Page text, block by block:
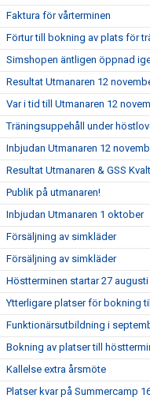
Faktura för vårterminen
Förtur till bokning av plats för
Simshopen äntligen öppnad
Resultat Utmanaren 12
Var i tid till Utmanaren 12
Träningsuppehåll under
Inbjudan Utmanaren 12
Resultat Utmanaren & GSS
Publik på utmanaren!
Inbjudan Utmanaren 1 oktober
Försäljning av simkläder
Försäljning av simkläder
Höstterminen startar 27 augusti
Ytterligare platser för bokning
Funktionärsutbildning i
Bokning av platser till
Kallelse extra årsmöte
Platser kvar på Summercamp